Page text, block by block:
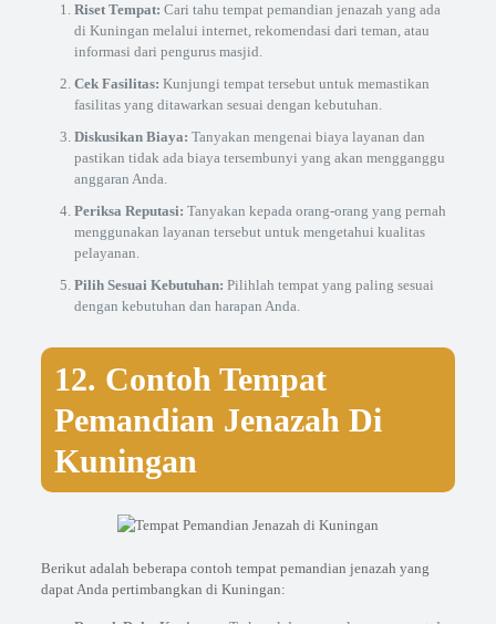
Riset Tempat: Cari tahu tempat pemandian jenazah yang ada
di Kuningan melalui internet, rekomendasi dari teman, atau
informasi dari pengurus masjid.
Cek Fasilitas: Kunjungi tempat tersebut untuk memastikan
fasilitas yang ditawarkan sesuai dengan kebutuhan.
Diskusikan Biaya: Tanyakan mengenai biaya layanan dan
pastikan tidak ada biaya tersembunyi yang akan mengganggu
anggaran Anda.
Periksa Reputasi: Tanyakan kepada orang-orang yang pernah
menggunakan layanan tersebut untuk mengetahui kualitas
pelayanan.
Pilih Sesuai Kebutuhan: Pilihlah tempat yang paling sesuai
dengan kebutuhan dan harapan Anda.
12. Contoh Tempat
Pemandian Jenazah Di
Kuningan
Berikut adalah beberapa contoh tempat pemandian jenazah yang
dapat Anda pertimbangkan di Kuningan: